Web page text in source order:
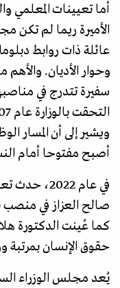
أما تعيينات المعلمي
الأميرة ريما لم تكن
عائلة ذات روابط
وحوار الأديان.
سفيرة تتدرج في
ويشير إلى أن المسار
أصبح مفتوحا أمام
في عام
صالح العزاز في منصب
كما عُينت الدكتورة
حقوق الإنسان بمرتبة
يُعد مجلس الوزراء